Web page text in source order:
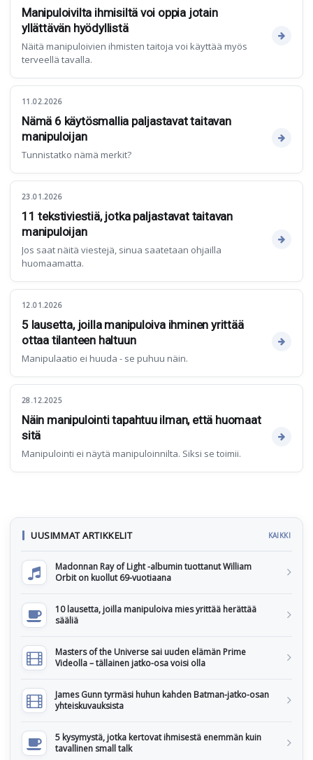
Manipuloivilta ihmisiltä voi oppia jotain
yllättävän hyödyllistä
Näitä manipuloivien ihmisten taitoja voi käyttää myös
terveellä tavalla.
11.02.2026
Nämä 6 käytösmallia paljastavat taitavan
manipuloijan
Tunnistatko nämä merkit?
23.01.2026
11 tekstiviestiä, jotka paljastavat taitavan
manipuloijan
Jos saat näitä viestejä, sinua saatetaan ohjailla
huomaamatta.
12.01.2026
5 lausetta, joilla manipuloiva ihminen yrittää
ottaa tilanteen haltuun
Manipulaatio ei huuda - se puhuu näin.
28.12.2025
Näin manipulointi tapahtuu ilman, että huomaat
sitä
Manipulointi ei näytä manipuloinnilta. Siksi se toimii.
UUSIMMAT ARTIKKELIT KAIKKI
Madonnan Ray of Light -albumin tuottanut William
Orbit on kuollut 69-vuotiaana
10 lausetta, joilla manipuloiva mies yrittää herättää
sääliä
Masters of the Universe sai uuden elämän Prime
Videolla – tällainen jatko-osa voisi olla
James Gunn tyrmäsi huhun kahden Batman-jatko-osan
yhteiskuvauksista
5 kysymystä, jotka kertovat ihmisestä enemmän kuin
tavallinen small talk